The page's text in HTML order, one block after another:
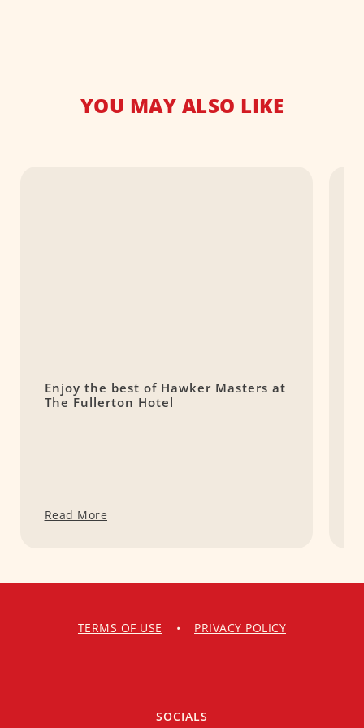
YOU MAY ALSO LIKE
Enjoy the best of Hawker Masters at
The Fullerton Hotel
Read More
TERMS OF USE • PRIVACY POLICY
SOCIALS